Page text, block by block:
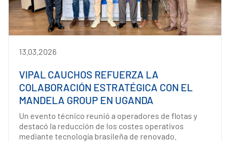
13.03.2026
VIPAL CAUCHOS REFUERZA LA
COLABORACIÓN ESTRATÉGICA CON EL
MANDELA GROUP EN UGANDA
Un evento técnico reunió a operadores de flotas y
destacó la reducción de los costes operativos
mediante tecnología brasileña de renovado.